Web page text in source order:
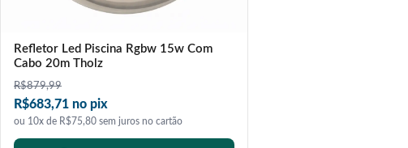
Refletor Led Piscina Rgbw 15w Com
Cabo 20m Tholz
R$879,99
R$683,71 no pix
ou 10x de R$75,80 sem juros no cartão